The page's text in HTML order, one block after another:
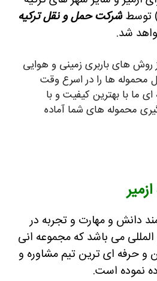
) توسطشرکت حمل و نقل ترکیه
شد.
روش های باربری زمینی و هوایی
محموله ها را در اسرع وقت
ما با بهترین کیفیت و با
محموله های شما آماده
دانش و مهارت و تجربه در
می باشد که مجموعه انی
و حرفه ای ترین تیم مشاوره و
نموده است.